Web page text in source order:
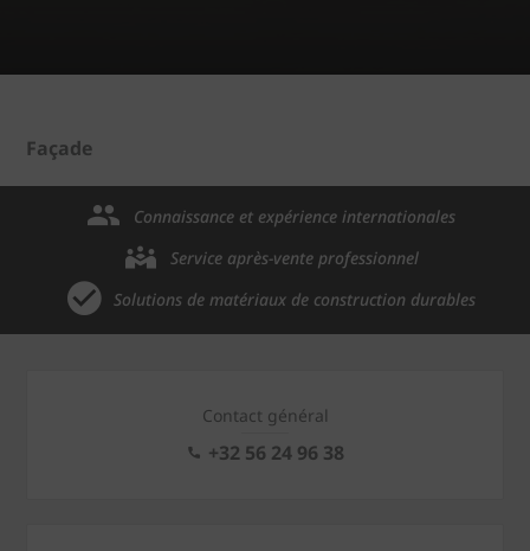
Façade
Connaissance et expérience internationales
Service après-vente professionnel
Solutions de matériaux de construction durables
Contact général
+32 56 24 96 38